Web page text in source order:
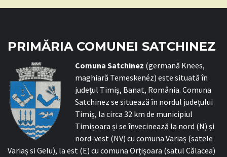
PRIMĂRIA COMUNEI SATCHINEZ
Comuna Satchinez (germană Knees,
maghiară Temeskenéz) este situată în
județul Timiș, Banat, România. Comuna
Satchinez se situează în nordul județului
Timiș, la circa 32 km de municipiul
Timișoara și se învecinează la nord (N) și
nord-vest (NV) cu comuna Variaș (satele
Variaș si Gelu), la est (E) cu comuna Orțișoara (satul Călacea)